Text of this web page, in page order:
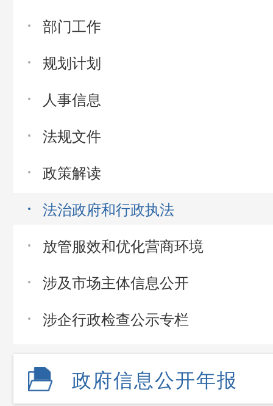
部门工作
规划计划
人事信息
法规文件
政策解读
法治政府和行政执法
放管服效和优化营商环境
涉及市场主体信息公开
涉企行政检查公示专栏
政府信息公开年报